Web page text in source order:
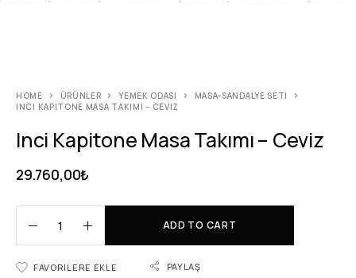
HOME ÜRÜNLER YEMEK ODASI
MASA-SANDALYE SETI
INCI KAPITONE MASA TAKIMI – CEVIZ
Inci Kapitone Masa Takımı – Ceviz
29.760,00₺
ADD TO CART
FAVORILERE EKLE PAYLAŞ